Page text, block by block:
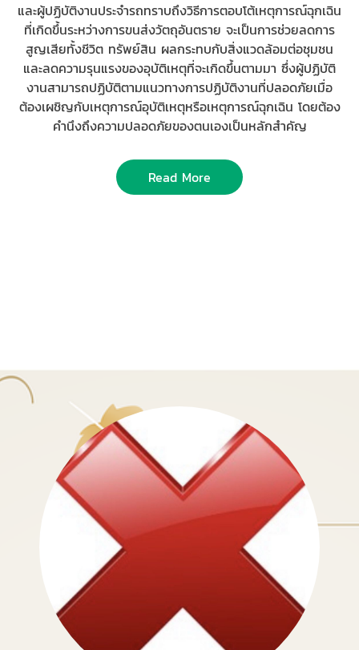
และผู้ปฏิบัติงานประจำรถทราบถึงวิธีการตอบโต้เหตุการณ์ฉุกเฉิน
ที่เกิดขึ้นระหว่างการขนส่งวัตถุอันตราย จะเป็นการช่วยลดการ
สูญเสียทั้งชีวิต ทรัพย์สิน ผลกระทบกับสิ่งแวดล้อมต่อชุมชน
และลดความรุนแรงของอุบัติเหตุที่จะเกิดขึ้นตามมา ซึ่งผู้ปฏิบัติ
งานสามารถปฏิบัติตามแนวทางการปฏิบัติงานที่ปลอดภัยเมื่อ
ต้องเผชิญกับเหตุการณ์อุบัติเหตุหรือเหตุการณ์ฉุกเฉิน โดยต้อง
คำนึงถึงความปลอดภัยของตนเองเป็นหลักสำคัญ
Read More